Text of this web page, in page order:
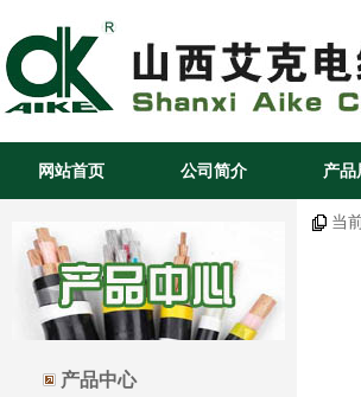
网站首页 公司简介 产品
产品中心
当